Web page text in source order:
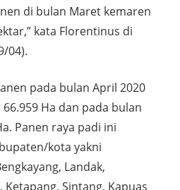
di bulan Maret kemaren
kata Florentinus di
04).
pada bulan April 2020
Ha dan pada bulan
Panen raya padi ini
kota yakni
Landak,
Ketapang, Sintang, Kapuas